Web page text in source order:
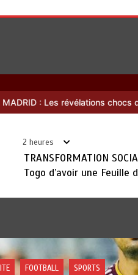
Pep Guardiola…
2 heures
TRANSFORMATION
Togo d’avoir une Feuille